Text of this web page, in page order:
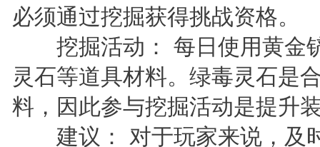
必须通过挖掘获得挑战资格。
挖掘活动： 每日使用黄金
灵石等道具材料。绿毒灵石是
料，因此参与挖掘活动是提升
建议： 对于玩家来说，及